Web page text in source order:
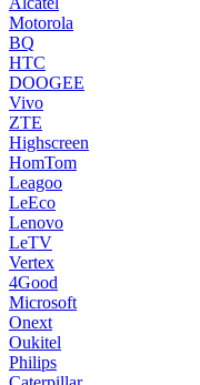
Motorola
BQ
HTC
DOOGEE
Vivo
ZTE
Highscreen
HomTom
Leagoo
LeEco
Lenovo
LeTV
Vertex
4Good
Microsoft
Onext
Oukitel
Philips